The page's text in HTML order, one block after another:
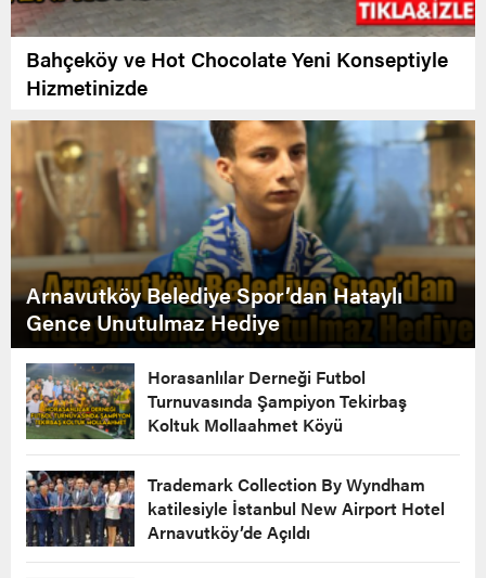
Bahçeköy ve Hot Chocolate Yeni Konseptiyle
Hizmetinizde
Arnavutköy Belediye Spor’dan Hataylı
Gence Unutulmaz Hediye
Horasanlılar Derneği Futbol
Turnuvasında Şampiyon Tekirbaş
Koltuk Mollaahmet Köyü
Trademark Collection By Wyndham
katilesiyle İstanbul New Airport Hotel
Arnavutköy’de Açıldı